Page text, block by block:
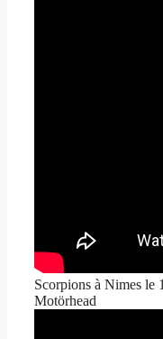
Scorpions à Nimes le
Motörhead